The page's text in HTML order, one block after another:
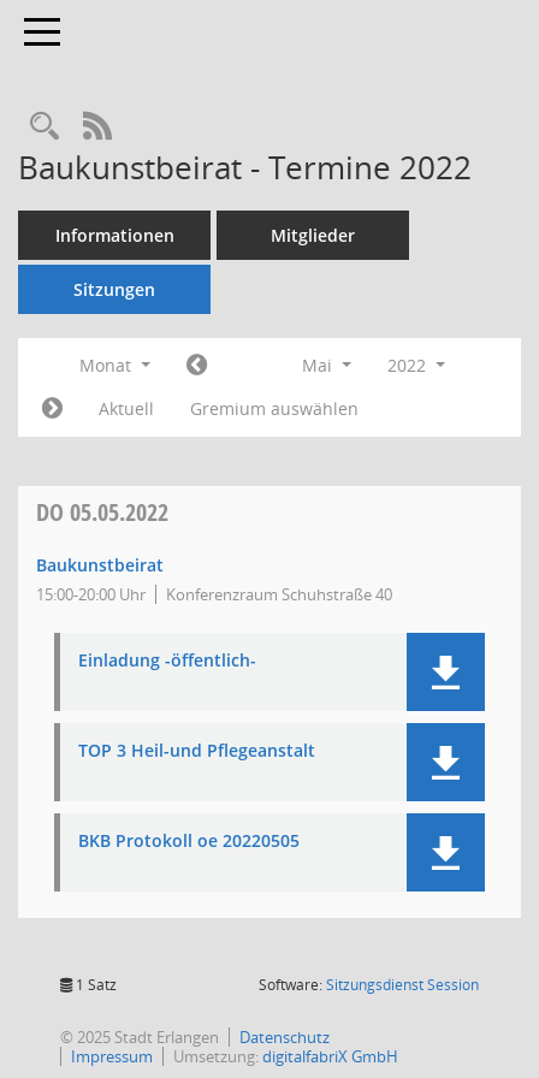
Toggle navigation
Rechercheauswahl
RSS-Feed
Baukunstbeirat - Termine 2022
Informationen Mitglieder
Sitzungen
Monat Mai
2022
Aktuell
Gremium auswählen
DO 05.05.2022
Baukunstbeirat
15:00-20:00 Uhr Konferenzraum Schuhstraße 40
Einladung -öffentlich-
TOP 3 Heil-und Pflegeanstalt
BKB Protokoll oe 20220505
1 Satz Software:SitzungsdienstSession(Wird in
© 2025 Stadt Erlangen
Datenschutz
Impressum
Umsetzung:digitalfabriX GmbH